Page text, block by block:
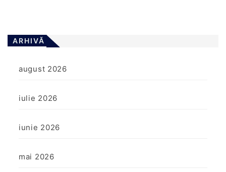
ARHIVĂ
august 2026
iulie 2026
iunie 2026
mai 2026